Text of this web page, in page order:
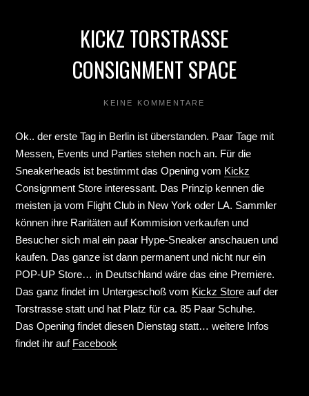
KICKZ TORSTRASSE
CONSIGNMENT SPACE
KEINE KOMMENTARE
Ok.. der erste Tag in Berlin ist überstanden. Paar Tage mit
Messen, Events und Parties stehen noch an. Für die
Sneakerheads ist bestimmt das Opening vom Kickz
Consignment Store interessant. Das Prinzip kennen die
meisten ja vom Flight Club in New York oder LA. Sammler
können ihre Raritäten auf Kommision verkaufen und
Besucher sich mal ein paar Hype-Sneaker anschauen und
kaufen. Das ganze ist dann permanent und nicht nur ein
POP-UP Store… in Deutschland wäre das eine Premiere.
Das ganz findet im Untergeschoß vom Kickz Store auf der
Torstrasse statt und hat Platz für ca. 85 Paar Schuhe.
Das Opening findet diesen Dienstag statt… weitere Infos
findet ihr auf Facebook